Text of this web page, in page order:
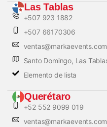
Las Tablas
+507 923 1882
+507 66170306
ventas@markaevents.com
Santo Domingo, Las
Elemento de lista
Querétaro
+52 552 9099 019
ventas@markaevents.com